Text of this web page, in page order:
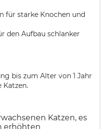
für starke Knochen und
den Aufbau schlanker
bis zum Alter von 1 Jahr
Katzen.
Katzen, es
erhöhten